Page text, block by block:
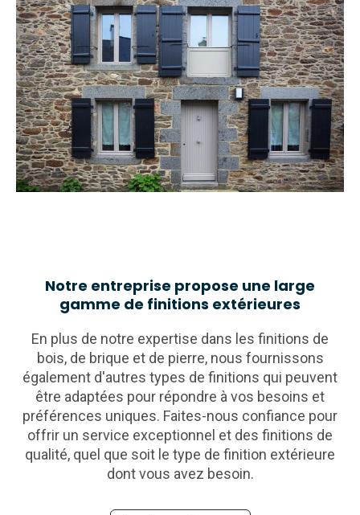
Notre entreprise propose une large
gamme de finitions extérieures
En plus de notre expertise dans les finitions de
bois, de brique et de pierre, nous fournissons
également d'autres types de finitions qui peuvent
être adaptées pour répondre à vos besoins et
préférences uniques. Faites-nous confiance pour
offrir un service exceptionnel et des finitions de
qualité, quel que soit le type de finition extérieure
dont vous avez besoin.